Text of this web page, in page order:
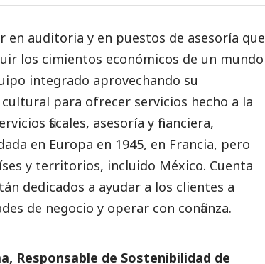
en auditoria y en puestos de asesoría que
los cimientos económicos de un mundo
integrado aprovechando su
para ofrecer servicios hecho a la
fiscales, asesoría y financiera,
en Europa en 1945, en Francia, pero
y territorios, incluido México. Cuenta
dedicados a ayudar a los clientes a
de negocio y operar con confianza.
Responsable de Sostenibilidad de